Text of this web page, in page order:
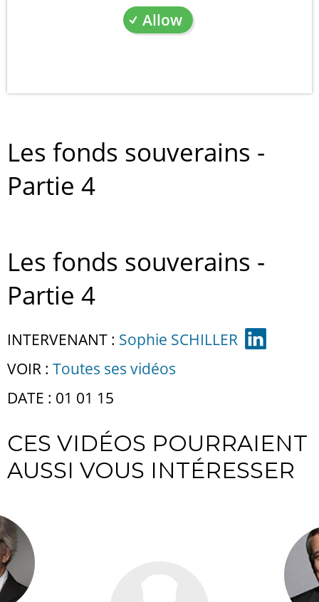
Allow
Les fonds souverains -
Partie 4
Les fonds souverains -
Partie 4
INTERVENANT : Sophie SCHILLER
VOIR : Toutes ses vidéos
DATE : 01 01 15
CES VIDÉOS POURRAIENT
AUSSI VOUS INTÉRESSER